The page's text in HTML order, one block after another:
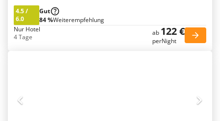
4.5/
6.0
Gut
84 %Weiterempfehlung
Nur Hotel
4 Tage
ab 122 €
perNight